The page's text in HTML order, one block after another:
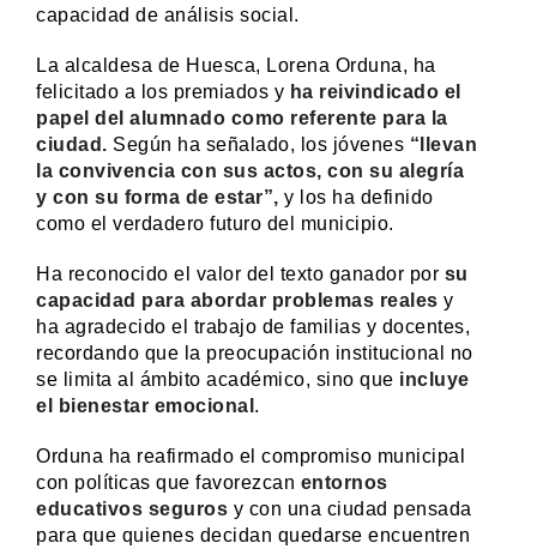
capacidad de análisis social.
La alcaldesa de Huesca, Lorena Orduna, ha
felicitado a los premiados y ha reivindicado el
papel del alumnado como referente para la
ciudad. Según ha señalado, los jóvenes “llevan
la convivencia con sus actos, con su alegría
y con su forma de estar”, y los ha definido
como el verdadero futuro del municipio.
Ha reconocido el valor del texto ganador por su
capacidad para abordar problemas reales y
ha agradecido el trabajo de familias y docentes,
recordando que la preocupación institucional no
se limita al ámbito académico, sino que incluye
el bienestar emocional .
Orduna ha reafirmado el compromiso municipal
con políticas que favorezcan entornos
educativos seguros y con una ciudad pensada
para que quienes decidan quedarse encuentren